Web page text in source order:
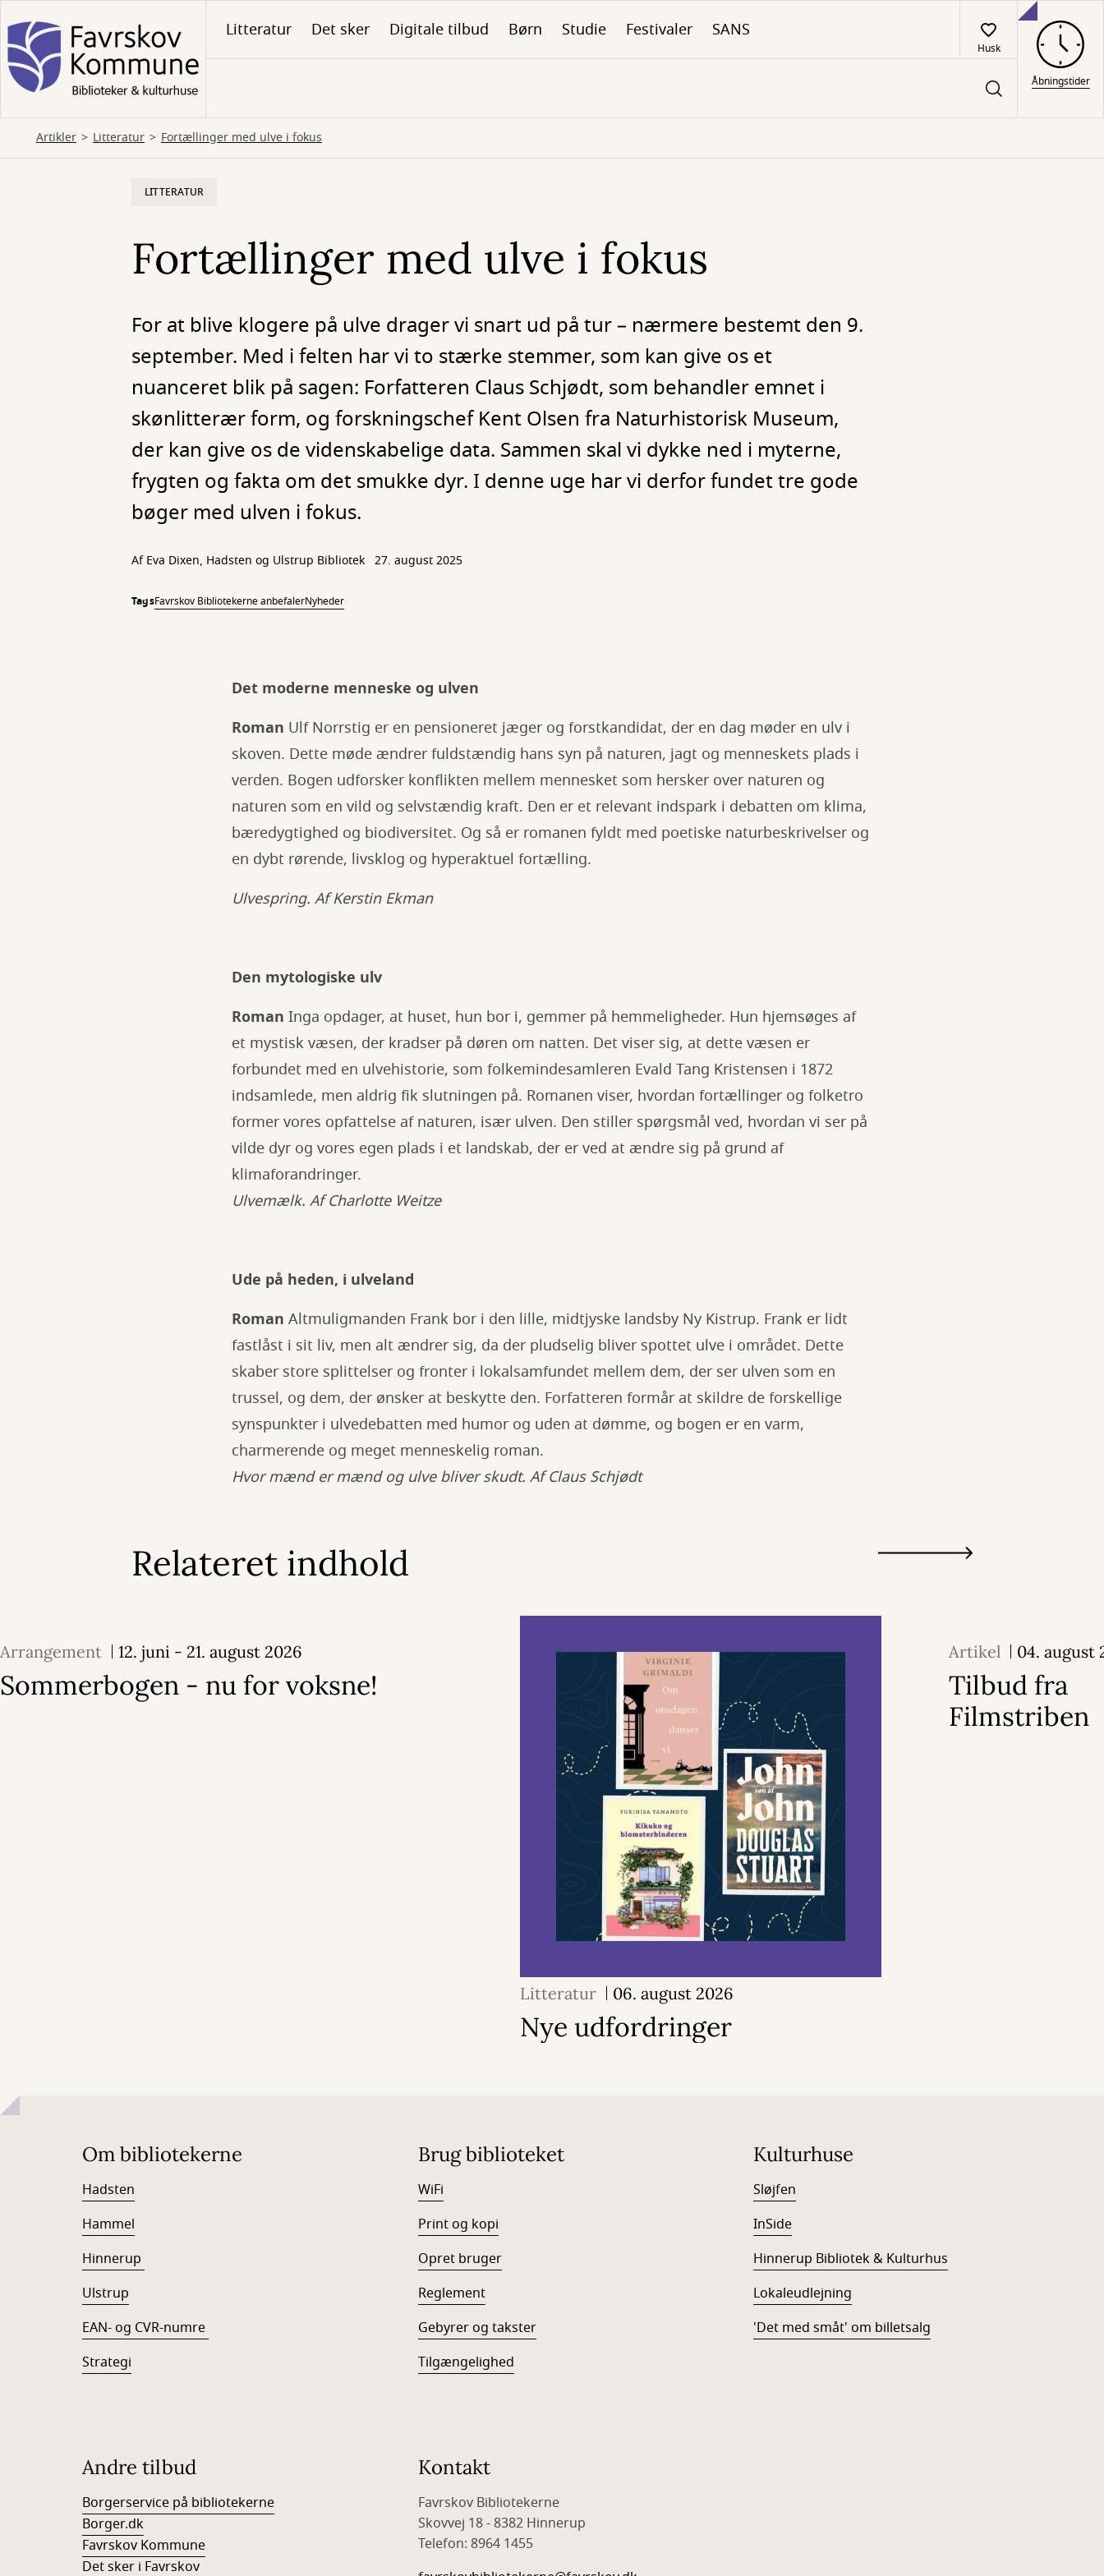
til
hovedindhold
Litteratur Det sker Digitale tilbud Børn Studie Festivaler SANS
Husk
Åbningstider
Artikler Litteratur Fortællinger med ulve i fokus
LITTERATUR
Fortællinger med ulve i fokus
For at blive klogere på ulve drager vi snart ud på tur – nærmere bestemt den 9.
september. Med i felten har vi to stærke stemmer, som kan give os et
nuanceret blik på sagen: Forfatteren Claus Schjødt, som behandler emnet i
skønlitterær form, og forskningschef Kent Olsen fra Naturhistorisk Museum,
der kan give os de videnskabelige data. Sammen skal vi dykke ned i myterne,
frygten og fakta om det smukke dyr. I denne uge har vi derfor fundet tre gode
bøger med ulven i fokus.
Af Eva Dixen, Hadsten og Ulstrup Bibliotek 27. august 2025
TagsFavrskov Bibliotekerne anbefalerNyheder
Det moderne menneske og ulven
Roman Ulf Norrstig er en pensioneret jæger og forstkandidat, der en dag møder en ulv i
skoven. Dette møde ændrer fuldstændig hans syn på naturen, jagt og menneskets plads i
verden. Bogen udforsker konflikten mellem mennesket som hersker over naturen og
naturen som en vild og selvstændig kraft. Den er et relevant indspark i debatten om klima,
bæredygtighed og biodiversitet. Og så er romanen fyldt med poetiske naturbeskrivelser og
en dybt rørende, livsklog og hyperaktuel fortælling.
Ulvespring. Af Kerstin Ekman
Den mytologiske ulv
Roman Inga opdager, at huset, hun bor i, gemmer på hemmeligheder. Hun hjemsøges af
et mystisk væsen, der kradser på døren om natten. Det viser sig, at dette væsen er
forbundet med en ulvehistorie, som folkemindesamleren Evald Tang Kristensen i 1872
indsamlede, men aldrig fik slutningen på. Romanen viser, hvordan fortællinger og folketro
former vores opfattelse af naturen, især ulven. Den stiller spørgsmål ved, hvordan vi ser på
vilde dyr og vores egen plads i et landskab, der er ved at ændre sig på grund af
klimaforandringer.
Ulvemælk. Af Charlotte Weitze
Ude på heden, i ulveland
Roman Altmuligmanden Frank bor i den lille, midtjyske landsby Ny Kistrup. Frank er lidt
fastlåst i sit liv, men alt ændrer sig, da der pludselig bliver spottet ulve i området. Dette
skaber store splittelser og fronter i lokalsamfundet mellem dem, der ser ulven som en
trussel, og dem, der ønsker at beskytte den. Forfatteren formår at skildre de forskellige
synspunkter i ulvedebatten med humor og uden at dømme, og bogen er en varm,
charmerende og meget menneskelig roman.
Hvor mænd er mænd og ulve bliver skudt. Af Claus Schjødt
Relateret indhold
Arrangement 12. juni - 21. august 2026
Sommerbogen - nu for voksne!
Litteratur 06. august 2026
Nye udfordringer
Artikel 04. august
Tilbud fra
Filmstriben
Om bibliotekerne
Hadsten
Hammel
Hinnerup
Ulstrup
EAN- og CVR-numre
Strategi
Brug biblioteket
WiFi
Print og kopi
Opret bruger
Reglement
Gebyrer og takster
Tilgængelighed
Kulturhuse
Sløjfen
InSide
Hinnerup Bibliotek & Kulturhus
Lokaleudlejning
'Det med småt' om billetsalg
Andre tilbud
Borgerservice på bibliotekerne
Borger.dk
Favrskov Kommune
Det sker i Favrskov
Kontakt
Favrskov Bibliotekerne
Skovvej 18 - 8382 Hinnerup
Telefon: 8964 1455